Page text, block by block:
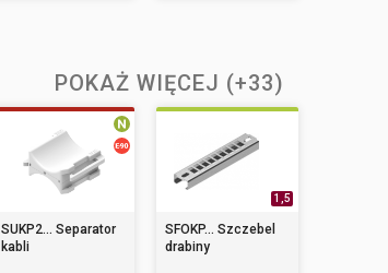
POKAŻ WIĘCEJ (+33)
SUKP2... Separator
kabli
1,5
SFOKP... Szczebel
drabiny